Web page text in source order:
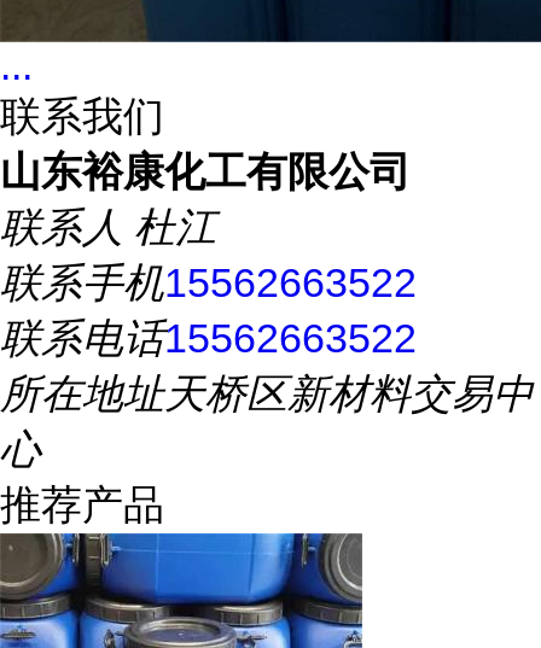
...
联系我们
山东裕康化工有限公司
联系人 杜江
联系手机15562663522
联系电话15562663522
所在地址天桥区新材料交易中
心
推荐产品